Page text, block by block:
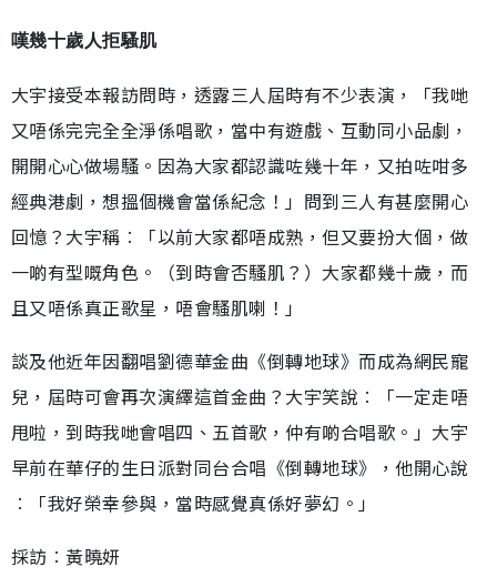
嘆幾十歲人拒騷肌
大宇接受本報訪問時，透露三人屆時有不少表演，「我哋
又唔係完完全全淨係唱歌，當中有遊戲、互動同小品劇，
開開心心做場騷。因為大家都認識咗幾十年，又拍咗咁多
經典港劇，想搵個機會當係紀念！」問到三人有甚麼開心
回憶？大宇稱︰「以前大家都唔成熟，但又要扮大個，做
一啲有型嘅角色。（到時會否騷肌？）大家都幾十歲，而
且又唔係真正歌星，唔會騷肌喇！」
談及他近年因翻唱劉德華金曲《倒轉地球》而成為網民寵
兒，屆時可會再次演繹這首金曲？大宇笑說︰「一定走唔
甩啦，到時我哋會唱四、五首歌，仲有啲合唱歌。」大宇
早前在華仔的生日派對同台合唱《倒轉地球》，他開心說
︰「我好榮幸參與，當時感覺真係好夢幻。」
採訪︰黃曉妍